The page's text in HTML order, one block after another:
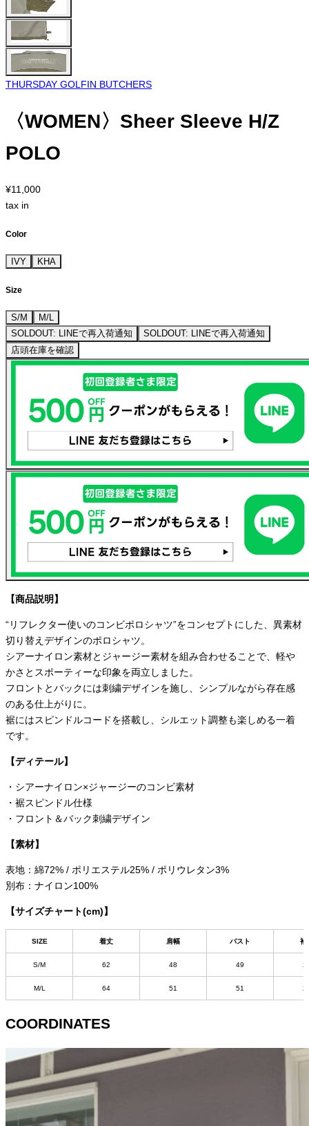
THURSDAY GOLFIN BUTCHERS
〈WOMEN〉Sheer Sleeve H/Z
POLO
¥11,000
tax in
Color
IVY KHA
Size
S/M
M/L
SOLDOUT: LINEで再入荷通知
SOLDOUT: LINEで再入荷通知
店頭在庫を確認
【商品説明】
“リフレクター使いのコンビポロシャツ”をコンセプトにした、異素材
切り替えデザインのポロシャツ。
シアーナイロン素材とジャージー素材を組み合わせることで、軽や
かさとスポーティーな印象を両立しました。
フロントとバックには刺繍デザインを施し、シンプルながら存在感
のある仕上がりに。
裾にはスピンドルコードを搭載し、シルエット調整も楽しめる一着
です。
【ディテール】
・シアーナイロン×ジャージーのコンビ素材
・裾スピンドル仕様
・フロント＆バック刺繍デザイン
【素材】
表地：綿72% / ポリエステル25% / ポリウレタン3%
別布：ナイロン100%
【サイズチャート(cm)】
SIZE 着丈 肩幅 バスト 袖
S/M 62 48 49
M/L 64 51 51
COORDINATES